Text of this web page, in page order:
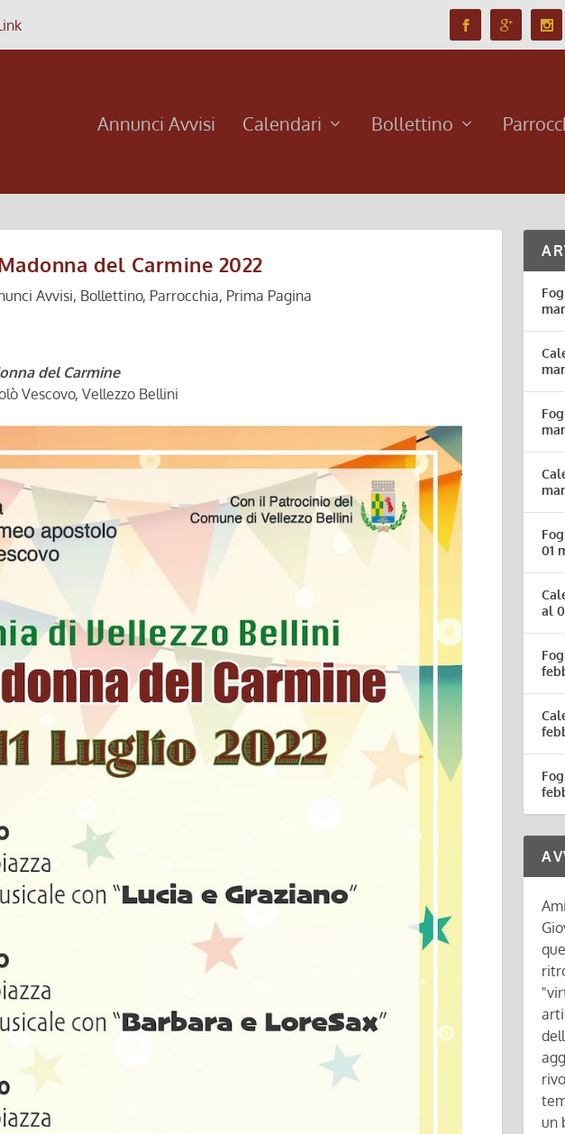
Annunci Avvisi Calendari Bollettino
del Carmine 2022
Avvisi, Bollettino, Parrocchia, Prima Pagina
del Carmine
Vescovo, Vellezzo Bellini
01
al
un